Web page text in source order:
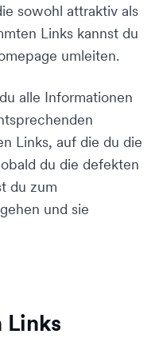
sowohl attraktiv als
Links kannst du
umleiten.
alle Informationen
Links, auf die du die
du die defekten
du zum
und sie
Links